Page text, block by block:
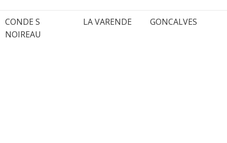
CONDE S
NOIREAU
LA VARENDE GONCALVES